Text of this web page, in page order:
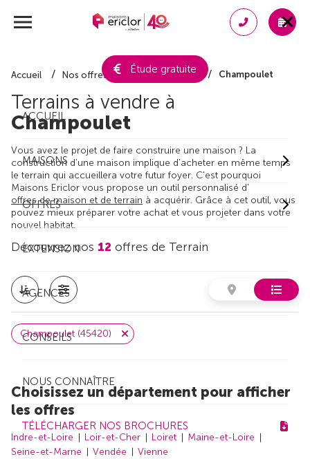
Étude gratuite
ACCUEIL
MAISONS
OFFRES
EXTENSION
AGENCES
CONSEILS
NOUS CONNAÎTRE
TÉLÉCHARGER NOS BROCHURES
Accueil Nos offres de terrain Loiret Champoulet
Terrains à vendre à
Champoulet
Vous avez le projet de faire construire une maison ? La
construction d'une maison implique d'acheter en même temps
le terrain qui accueillera votre futur foyer. C'est pourquoi
Maisons Ericlor vous propose un outil personnalisé d'
offres de maison et de terrain à acquérir. Grâce à cet outil, vous
pouvez mieux préparer votre achat et vous projeter dans votre
nouvel habitat.
Découvrez nos 12 offres de Terrain
Champoulet (45420)
Choisissez un département pour afficher
les offres
Indre-et-Loire Loir-et-Cher Loiret
Maine-et-Loire
Seine-et-Marne
Vendée Vienne